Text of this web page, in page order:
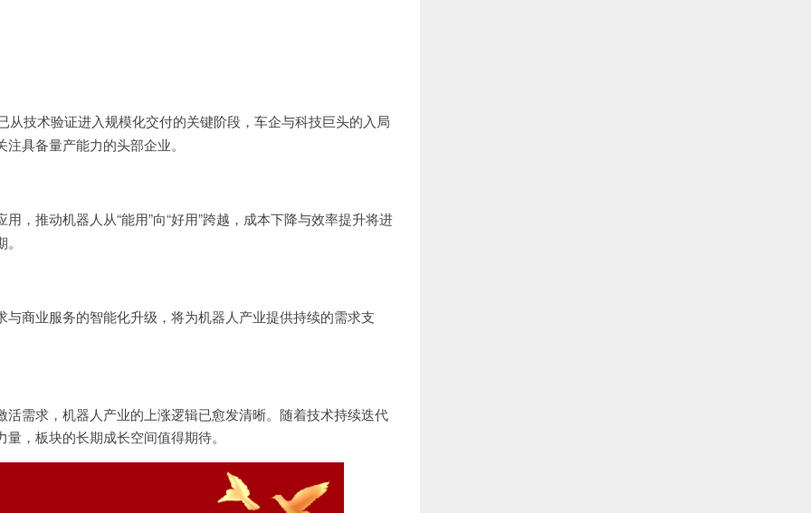
从技术验证进入规模化交付的关键阶段，车企与科技巨头的入局
具备量产能力的头部企业。
，推动机器人从“能用”向“好用”跨越，成本下降与效率提升将进
商业服务的智能化升级，将为机器人产业提供持续的需求支
需求，机器人产业的上涨逻辑已愈发清晰。随着技术持续迭代
，板块的长期成长空间值得期待。